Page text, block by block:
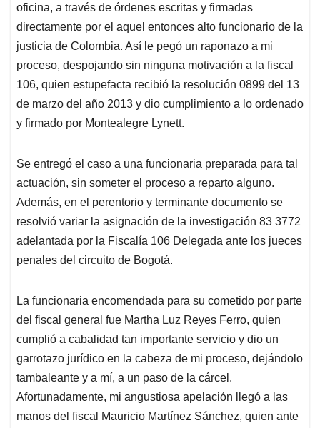
oficina, a través de órdenes escritas y firmadas
directamente por el aquel entonces alto funcionario de la
justicia de Colombia. Así le pegó un raponazo a mi
proceso, despojando sin ninguna motivación a la fiscal
106, quien estupefacta recibió la resolución 0899 del 13
de marzo del año 2013 y dio cumplimiento a lo ordenado
y firmado por Montealegre Lynett.
Se entregó el caso a una funcionaria preparada para tal
actuación, sin someter el proceso a reparto alguno.
Además, en el perentorio y terminante documento se
resolvió variar la asignación de la investigación 83 3772
adelantada por la Fiscalía 106 Delegada ante los jueces
penales del circuito de Bogotá.
La funcionaria encomendada para su cometido por parte
del fiscal general fue Martha Luz Reyes Ferro, quien
cumplió a cabalidad tan importante servicio y dio un
garrotazo jurídico en la cabeza de mi proceso, dejándolo
tambaleante y a mí, a un paso de la cárcel.
Afortunadamente, mi angustiosa apelación llegó a las
manos del fiscal Mauricio Martínez Sánchez, quien ante